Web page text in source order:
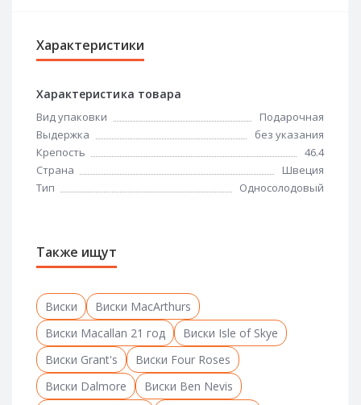
Характеристики
Характеристика товара
Вид упаковки
Подарочная
Выдержка
без указания
Крепость
46.4
Страна
Швеция
Тип
Односолодовый
Также ищут
Виски
Виски MacArthurs
Виски Macallan 21 год
Виски Isle of Skye
Виски Grant's
Виски Four Roses
Виски Dalmore
Виски Ben Nevis